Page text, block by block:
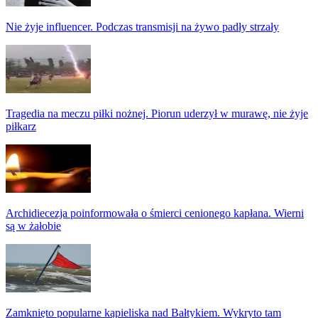
Nie żyje influencer. Podczas transmisji na żywo padły strzały
Tragedia na meczu piłki nożnej. Piorun uderzył w murawę, nie żyje
piłkarz
Archidiecezja poinformowała o śmierci cenionego kapłana. Wierni
są w żałobie
Zamknięto popularne kąpieliska nad Bałtykiem. Wykryto tam